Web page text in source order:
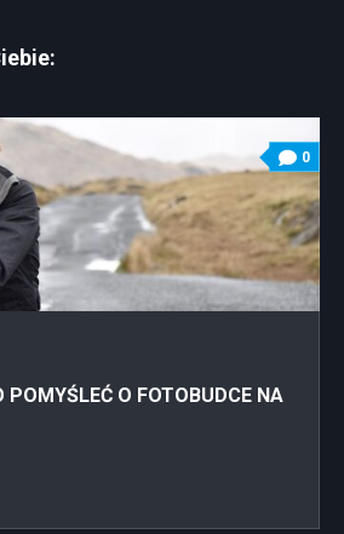
0
POMYŚLEĆ O FOTOBUDCE NA